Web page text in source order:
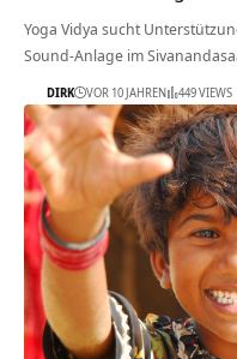
Yoga Vidya sucht
Sound-Anlage im
DIRK VOR 10 JAHREN 449 VIEWS